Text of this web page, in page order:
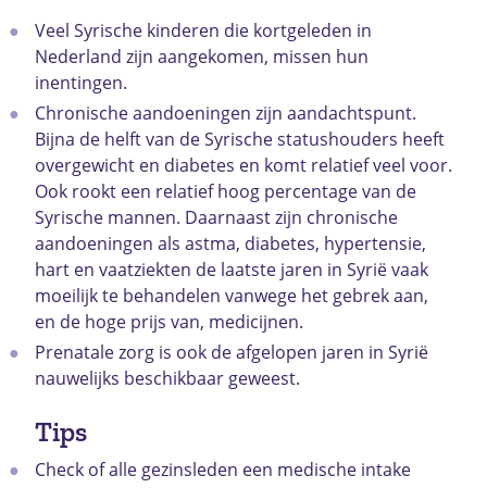
Veel Syrische kinderen die kortgeleden in
Nederland zijn aangekomen, missen hun
inentingen.
Chronische aandoeningen zijn aandachtspunt.
Bijna de helft van de Syrische statushouders heeft
overgewicht en diabetes en komt relatief veel voor.
Ook rookt een relatief hoog percentage van de
Syrische mannen. Daarnaast zijn chronische
aandoeningen als astma, diabetes, hypertensie,
hart en vaatziekten de laatste jaren in Syrië vaak
moeilijk te behandelen vanwege het gebrek aan,
en de hoge prijs van, medicijnen.
Prenatale zorg is ook de afgelopen jaren in Syrië
nauwelijks beschikbaar geweest.
Tips
Check of alle gezinsleden een medische intake